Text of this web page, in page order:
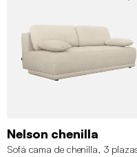
Nelson chenilla
Sofá cama de chenilla, 3